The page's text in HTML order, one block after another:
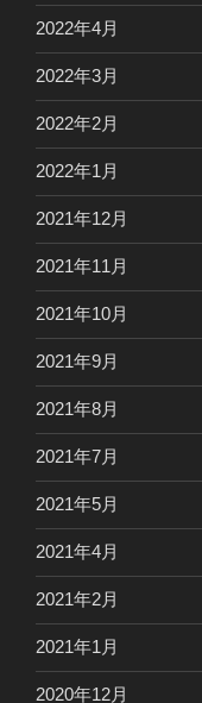
2022年4月
2022年3月
2022年2月
2022年1月
2021年12月
2021年11月
2021年10月
2021年9月
2021年8月
2021年7月
2021年5月
2021年4月
2021年2月
2021年1月
2020年12月